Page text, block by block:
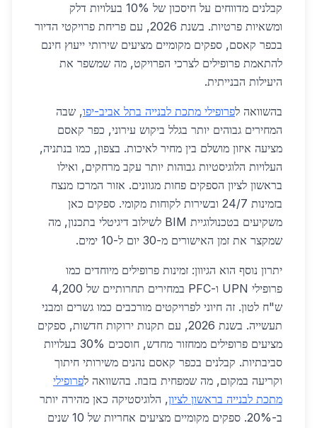
קבלנים מדווחים על חיסכון של 10% בעלויות דלק
ומשאיות פרטיות. בשנת 2026, עם פריחת פרויקטי הדיור
בכפר קאסם, ספקים מקומיים מציעים שירותי ייעוץ חינם
להתאמת פרופילים לצרכי הפרויקט, מה שמשפר את
היעילות הבנייתית.
בהשוואה לפרופילי מתכת לבנייה בתל אביב-יפו, שבה
המחירים גבוהים יותר בגלל ביקוש עירוני, כפר קאסם
מציעה איזון מושלם בין מחיר לאיכות. בצפון, כמו בנתניה,
העלויות הלוגיסטיות גבוהות יותר עקב מרחקים, ואילו
בראשון לציון הספקים פחות מגוונים. אזור המרכז מנצח
בזמינות 24/7 ובשירות לקוחות מקומי. ספקים כאן
משקיעים בטכנולוגיית BIM לשילוב דיגיטלי בתכנון, מה
שמקצר את זמן האישורים מ-30 יום ל-10 ימים.
יתרון נוסף הוא הגיוון: זמינות פרופילים מיוחדים כמו
פרופילי UPN ו-PFC במחירים תחרותיים של 4,200
ש"ח לטון. זה חיוני לפרויקטים מורכבים כמו גשרים ומבני
תעשייה. בשנת 2026, עם תקנות ירוקות חדשות, ספקים
מציעים פרופילים ממחזור מחדש, חוסכים 30% בעלויות
סביבתיות. קבלנים בכפר קאסם נהנים משירותי חיתוך
וקריעה במקום, מה שמפחית בזבוז. בהשוואה לפרופילי
מתכת לבנייה בראשון לציון, הלוגיסטיקה כאן מהירה יותר
ב-20%. ספקים מקומיים מציעים אחריות של 10 שנים